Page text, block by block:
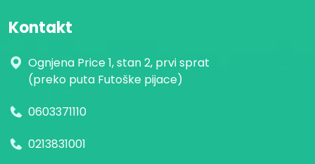
Kontakt
Ognjena Price 1, stan 2, prvi sprat
(preko puta Futoške pijace)
0603371110
0213831001